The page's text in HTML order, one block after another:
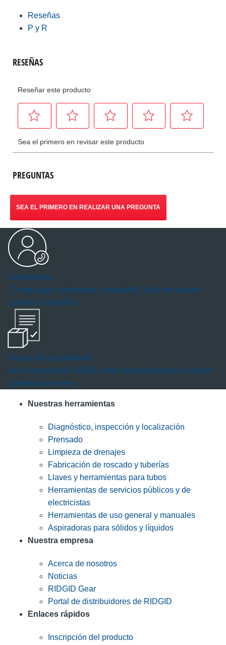
Reseñas
P y R
PREGUNTAS
SEA EL PRIMERO EN REALIZAR UNA PREGUNTA
Contáctenos
¿Tiene algún comentario o pregunta? ¡Nos encantaría
conocer su opinión!
Inscripción del producto
Las herramientas RIDGID están respaldadas por la mejor
cobertura del ramo.
Nuestras herramientas
Diagnóstico, inspección y localización
Prensado
Limpieza de drenajes
Fabricación de roscado y tuberías
Llaves y herramientas para tubos
Herramientas de servicios públicos y de
electricistas
Herramientas de uso general y manuales
Aspiradoras para sólidos y líquidos
Nuestra empresa
Acerca de nosotros
Noticias
RIDGID Gear
Portal de distribuidores de RIDGID
Enlaces rápidos
Inscripción del producto